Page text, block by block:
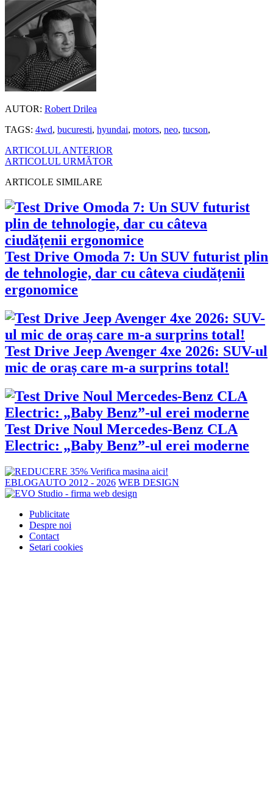
AUTOR: Robert Drilea
TAGS: 4wd, bucuresti, hyundai, motors, neo, tucson,
ARTICOLUL ANTERIOR
ARTICOLUL URMĂTOR
ARTICOLE SIMILARE
Test Drive Omoda 7: Un SUV futurist plin
de tehnologie, dar cu câteva ciudățenii
ergonomice
Test Drive Jeep Avenger 4xe 2026: SUV-ul
mic de oraș care m-a surprins total!
Test Drive Noul Mercedes-Benz CLA
Electric: „Baby Benz”-ul erei moderne
EBLOGAUTO 2012 - 2026 WEB DESIGN
Publicitate
Despre noi
Contact
Setari cookies